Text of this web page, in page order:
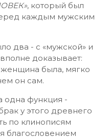
, который был
каждым мужским
два - с «мужской» и
доказывает:
была, мягко
он сам.
функция -
у этого древнего
по клинописям
благословением